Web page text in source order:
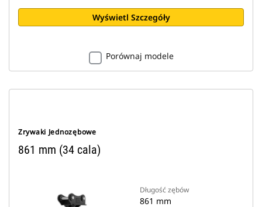
Wyświetl Szczegóły
Porównaj modele
Zrywaki Jednozębowe
861 mm (34 cala)
Długość zębów
861 mm